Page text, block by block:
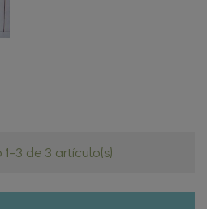
3 de 3 artículo(s)